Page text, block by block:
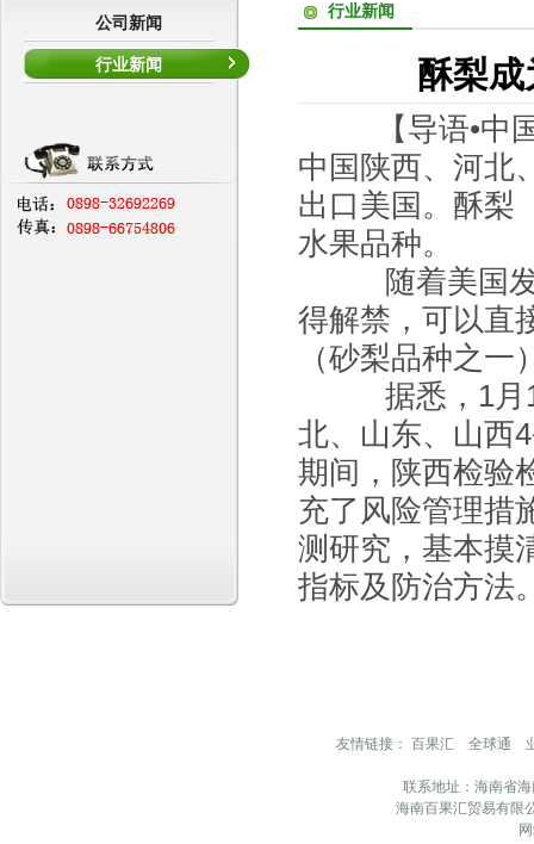
行业新闻
酥梨
【导语•中国
中国陕西、河北
出口美国。酥梨
水果品种。
随着美国发
得解禁，可以直
（砂梨品种之
据悉，1月
北、山东、山西
期间，陕西检验
充了风险管理措
测研究，基本摸
指标及防治方法
公司新闻
行业新闻
友情链接： 百果汇 全球通
联系地址：海南省
海南百果汇贸易有限